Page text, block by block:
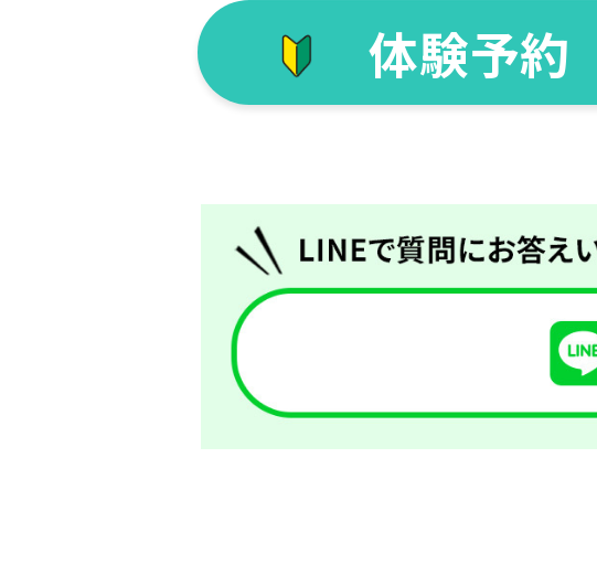
体験予約